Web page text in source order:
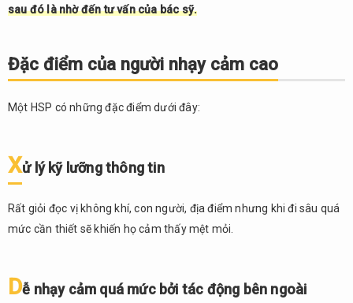
dễ vỡ
Dễ
mệt
nhận
thân
mẽ
đầu
sau đó là nhờ đến tư vấn của bác sỹ.
Đặc điểm của người nhạy cảm cao
Một HSP có những đặc điểm dưới đây:
Xử lý kỹ lưỡng thông tin
Rất giỏi đọc vị không khí, con người, địa điểm nhưng khi đi sâu quá
mức cần thiết sẽ khiến họ cảm thấy mệt mỏi.
Dễ nhạy cảm quá mức bởi tác động bên ngoài